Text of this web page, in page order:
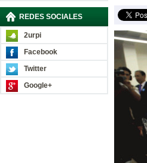
REDES SOCIALES
2urpi
Facebook
Twitter
Google+